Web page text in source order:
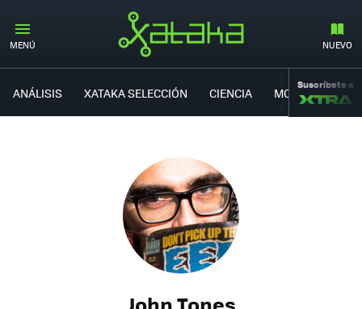
MENÚ NUEVO
ANÁLISIS XATAKA SELECCIÓN CIENCIA MOVILIDAD
Suscríbete a